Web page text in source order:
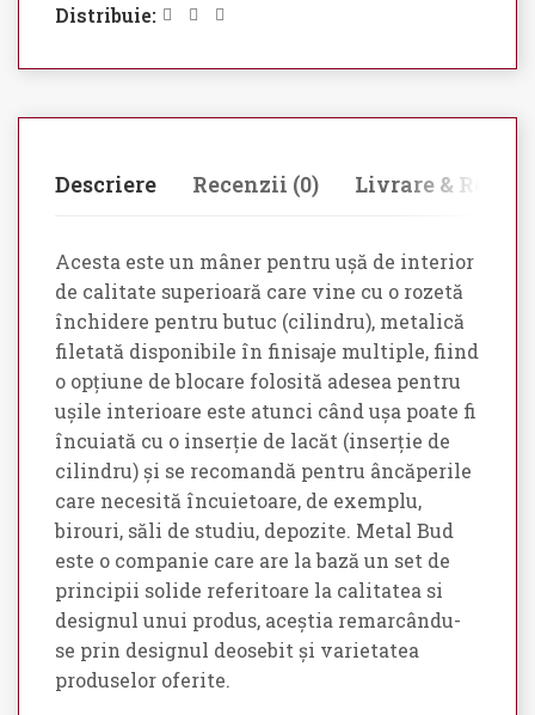
Distribuie:
Descriere Recenzii (0) Livrare & Retur
Acesta este un mâner pentru ușă de interior
de calitate superioară care vine cu o rozetă
închidere pentru butuc (cilindru), metalică
filetată disponibile în finisaje multiple, fiind
o opțiune de blocare folosită adesea pentru
ușile interioare este atunci când ușa poate fi
încuiată cu o inserție de lacăt (inserție de
cilindru) și se recomandă pentru âncăperile
care necesită încuietoare, de exemplu,
birouri, săli de studiu, depozite. Metal Bud
este o companie care are la bază un set de
principii solide referitoare la calitatea si
designul unui produs, aceștia remarcându-
se prin designul deosebit și varietatea
produselor oferite.